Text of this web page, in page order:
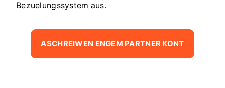
Bezuelungssystem aus.
ASCHREIWEN ENGEM PARTNER KONT